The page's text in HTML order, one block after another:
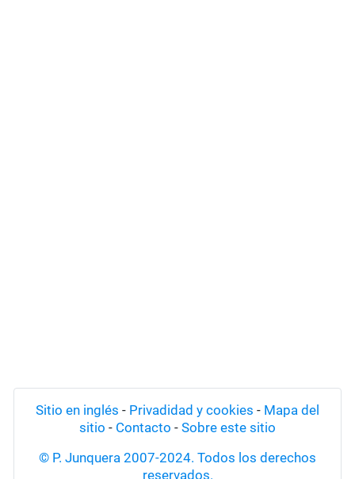
Sitio en inglés - Privadidad y cookies - Mapa del
sitio - Contacto - Sobre este sitio
© P. Junquera 2007-2024. Todos los derechos
reservados.